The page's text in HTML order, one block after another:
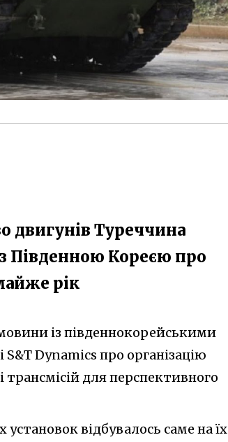
двигунів Туреччина
Південною Кореєю про
рік
із південнокорейськими
Dynamics про організацію
трансмісій для перспективного
відбувалось саме на їх